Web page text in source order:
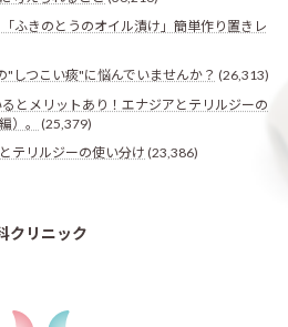
ふきのとうのオイル漬け」簡単作り置きレ
"しつこい痰"に悩んでいませんか？ (26,313)
とメリットあり！エナジアとテリルジーの
）。
(25,379)
テリルジーの使い分け (23,386)
クリニック